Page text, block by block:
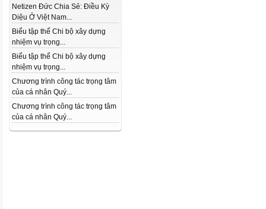
Netizen Đức Chia Sẻ: Điều Kỳ
Diệu Ở Việt Nam...
Biểu tập thể Chi bộ xây dựng
nhiệm vụ trọng...
Biểu tập thể Chi bộ xây dựng
nhiệm vụ trọng...
Chương trình công tác trọng tâm
của cá nhân Quý...
Chương trình công tác trọng tâm
của cá nhân Quý...